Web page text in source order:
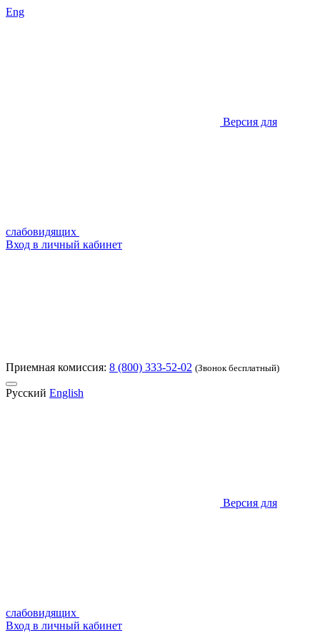
Eng
Версия для
слабовидящих
Вход в личный кабинет
Приемная комиссия: 8 (800) 333-52-02 (Звонок бесплатный)
Русский English
Версия для
слабовидящих
Вход в личный кабинет